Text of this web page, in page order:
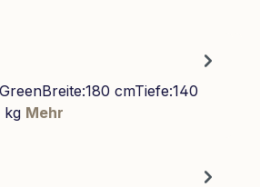
cmTiefe:140
kg Mehr